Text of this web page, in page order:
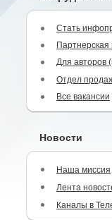
Стать
Для авторов
Отдел
Все вакансии
Новости
Наша миссия
Лента
Каналы в